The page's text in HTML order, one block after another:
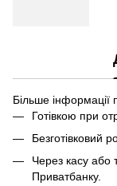
Більше інформації
Готівкою при
Безготівковий
Через касу або
Приватбанку.